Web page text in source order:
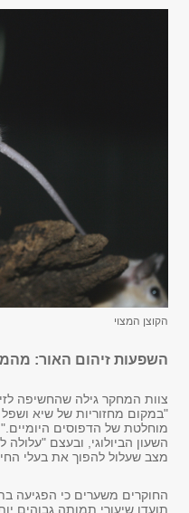
הקוצן המצוי
השפעות זיהום האור:
צוות המחקר גילה שהחשיפה
"במקום מחזוריות של שיא
מוחלטת של הדפוסים
השעון הביולוגי, ובעצם
מצב שעלול להפוך את בעלי
החוקרים משערים כי הפגיעה
תועדו שיעורי תמותה גבוהים